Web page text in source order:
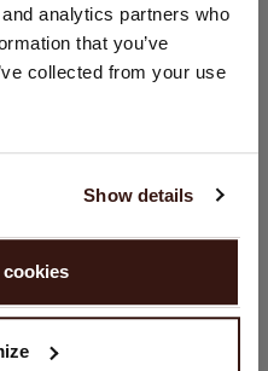
analytics partners who
that you’ve
collected from your use
Show details